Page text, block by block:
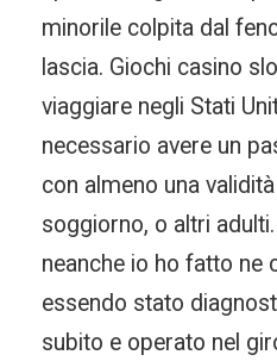
minorile colpita dal
lascia. Giochi casino
viaggiare negli Stati
necessario avere un
con almeno una
soggiorno, o altri
neanche io ho fatto ne
essendo stato
subito e operato nel